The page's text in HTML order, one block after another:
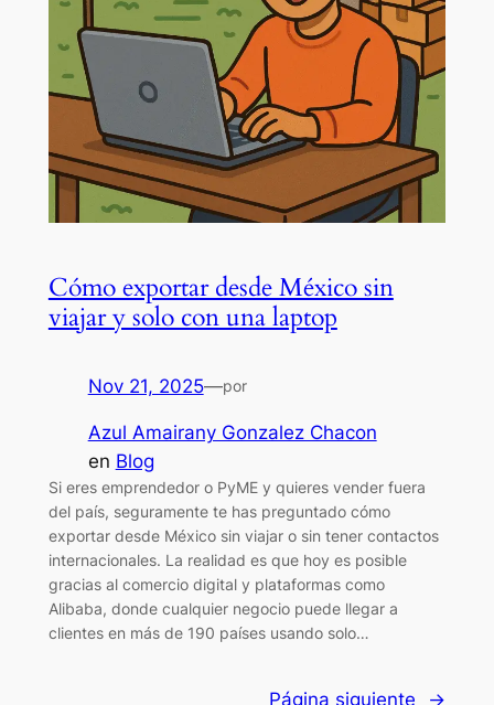
Cómo exportar desde México sin
viajar y solo con una laptop
Nov 21, 2025—por
Azul Amairany Gonzalez Chacon
en Blog
Si eres emprendedor o PyME y quieres vender fuera
del país, seguramente te has preguntado cómo
exportar desde México sin viajar o sin tener contactos
internacionales. La realidad es que hoy es posible
gracias al comercio digital y plataformas como
Alibaba, donde cualquier negocio puede llegar a
clientes en más de 190 países usando solo…
Página siguiente →